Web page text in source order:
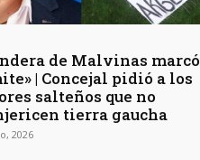
de Malvinas marcó
| Concejal pidió a los
salteños que no
tierra gaucha
2026